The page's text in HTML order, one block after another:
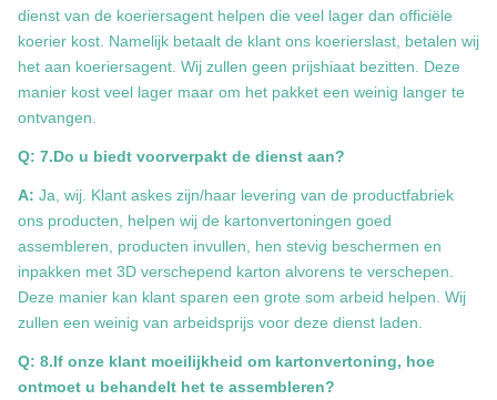
dienst van de koeriersagent helpen die veel lager dan officiële
koerier kost. Namelijk betaalt de klant ons koerierslast, betalen wij
het aan koeriersagent. Wij zullen geen prijshiaat bezitten. Deze
manier kost veel lager maar om het pakket een weinig langer te
ontvangen.
Q: 7.Do u biedt voorverpakt de dienst aan?
A: Ja, wij. Klant askes zijn/haar levering van de productfabriek
ons producten, helpen wij de kartonvertoningen goed
assembleren, producten invullen, hen stevig beschermen en
inpakken met 3D verschepend karton alvorens te verschepen.
Deze manier kan klant sparen een grote som arbeid helpen. Wij
zullen een weinig van arbeidsprijs voor deze dienst laden.
Q: 8.If onze klant moeilijkheid om kartonvertoning, hoe
ontmoet u behandelt het te assembleren?